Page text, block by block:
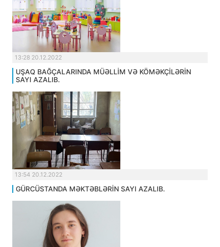
13:28 20.12.2022
UŞAQ BAĞÇALARINDA MÜƏLLİM VƏ KÖMƏKÇİLƏRİN
SAYI AZALIB.
13:54 20.12.2022
GÜRCÜSTANDA MƏKTƏBLƏRİN SAYI AZALIB.